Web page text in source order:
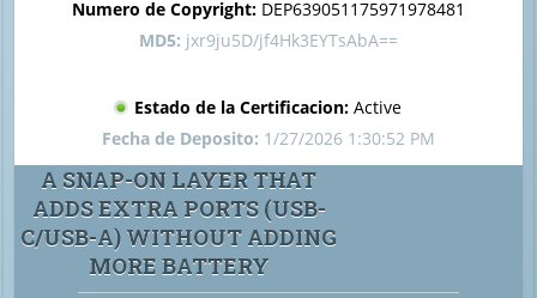
Numero de Copyright: DEP639051175971978481
MD5: jxr9ju5D/jf4Hk3EYTsAbA==
Estado de la Certificacion: Active
Fecha de Deposito: 1/27/2026 1:30:52 PM
A SNAP-ON LAYER THAT
ADDS EXTRA PORTS (USB-
C/USB-A) WITHOUT ADDING
MORE BATTERY